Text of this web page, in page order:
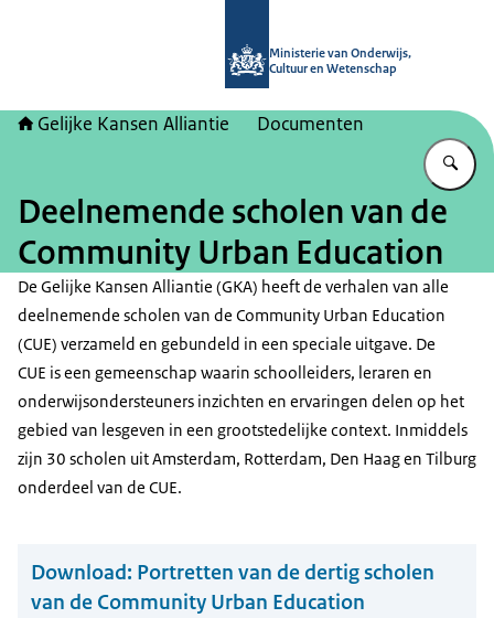
Ministerie van Onderwijs,
Cultuur en Wetenschap
Gelijke Kansen Alliantie Documenten
Deelnemende scholen van de
Community Urban Education
De Gelijke Kansen Alliantie (GKA) heeft de verhalen van alle
deelnemende scholen van de Community Urban Education
(CUE) verzameld en gebundeld in een speciale uitgave. De
CUE is een gemeenschap waarin schoolleiders, leraren en
onderwijsondersteuners inzichten en ervaringen delen op het
gebied van lesgeven in een grootstedelijke context. Inmiddels
zijn 30 scholen uit Amsterdam, Rotterdam, Den Haag en Tilburg
onderdeel van de CUE.
Download: Portretten van de dertig scholen
van de Community Urban Education